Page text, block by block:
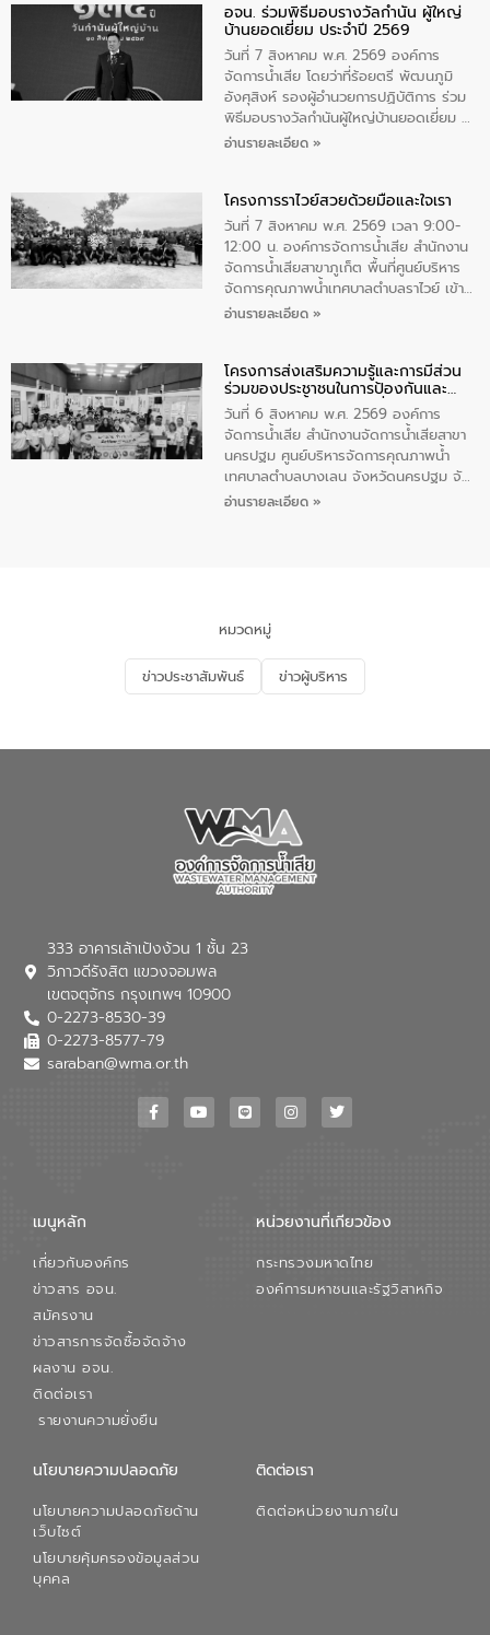
ทิพย์คำ รองผู้ว่าราชการจังหวัดมุกดาหาร
เป็นประธานในพิธี ณ เรือนจําชั่วคราวนาโสก
ตําบลนาโสก อําเภอเมืองมุกดาหาร จังหวัด
มุกดาหาร โดยในกิจกรรมได้ร่วมปลูกป่า และ
ทําความสะอาดภายในบริเวณ จัดกิจกรรม
เพื่อถวายเป็นพระราชกุศล สมเด็จพระนาง
เจ้าสิริกิติ์พระบรมราชินีนาถ พระบรมราช
อจน. ร่วมพิธีมอบรางวัลกำนัน ผู้ใหญ่
บ้านยอดเยี่ยม ประจำปี 2569
วันที่ 7 สิงหาคม พ.ศ. 2569 องค์การ
จัดการน้ำเสีย โดยว่าที่ร้อยตรี พัฒนภูมิ
อังศุสิงห์ รองผู้อำนวยการปฏิบัติการ ร่วม
พิธีมอบรางวัลกำนันผู้ใหญ่บ้านยอดเยี่ยม ณ
ทำเนียบรัฐบาล โดยมีนายอนุทิน ชาญวีรกูล
ทองคำและประกาศเกียรติคุณให้แก่ กำนัน
ผู้ใหญ่บ้านยอดเยี่ยม พร้อมกล่าวชื่นชม ให้
โอวาท และมอบนโยบาย
อ่านรายละเอียด »
โครงการราไวย์สวยด้วยมือและใจเรา
วันที่ 7 สิงหาคม พ.ศ. 2569 เวลา 9:00-
12:00 น. องค์การจัดการน้ำเสีย สำนักงาน
จัดการน้ำเสียสาขาภูเก็ต พื้นที่ศูนย์บริหาร
จัดการคุณภาพน้ำเทศบาลตำบลราไวย์ เข้า
ร่วมโครงการราไวย์สวยด้วยมือและใจเรา
ประชาชน ตัวแทนจากโรงแรมต่างๆ ในเขต
เทศบาลตำบลราไวย์ ศูนย์บริหารจัดการ
คุณภาพน้ำเทศบาลตำบลราไวย์ นำโดยนาย
น้อย แก้วเศษ ผู้จัดการสำนักงานจัดการน้ำ
เสียสาขาภูเก็ต พร้อมด้วยเจ้าหน้าที่ จำนวน
5 คน ร่วมทำกิจกรรม ทำความสะอาด
ชายหาดและแหล่งท่องเที่ยว ณ บริเวณ
อ่านรายละเอียด »
โครงการส่งเสริมความรู้และการมีส่วน
ร่วมของประชาชนในการป้องกันและ
แก้ไขปัญหาน้ำเสียอย่างยั่งยืน
วันที่ 6 สิงหาคม พ.ศ. 2569 องค์การ
จัดการน้ำเสีย สำนักงานจัดการน้ำเสียสาขา
นครปฐม ศูนย์บริหารจัดการคุณภาพน้ำ
เทศบาลตำบลบางเลน จังหวัดนครปฐม จัด
กิจกรรมภายใต้โครงการส่งเสริมความรู้และ
จัดการน้ำเสียและสร้างจิตสำนึกในการ
อนุรักษ์สิ่งแวดล้อม ในหัวข้อ “น้ำเสียชุมชน
และการบำบัดน้ำเสียเบื้องต้น” โดยให้ความรู้
เกี่ยวกับสาเหตุและผลกระทบของน้ำเสีย
ณ เทศบาลตำบลบางเลน จังหวัดนครปฐม
อ่านรายละเอียด »
หมวดหมู่
ข่าวประชาสัมพันธ์ ข่าวผู้บริหาร
333 อาคารเล้าเป้งง้วน 1 ชั้น 23
วิภาวดีรังสิต แขวงจอมพล
เขตจตุจักร กรุงเทพฯ 10900
0-2273-8530-39
0-2273-8577-79
saraban@wma.or.th
เมนูหลัก
เกี่ยวกับองค์กร
ข่าวสาร อจน.
สมัครงาน
ข่าวสารการจัดซื้อจัดจ้าง
ผลงาน อจน.
ติดต่อเรา
รายงานความยั่งยืน
หน่วยงานที่เกียวข้อง
กระทรวงมหาดไทย
องค์การมหาชนและรัฐวิสาหกิจ
นโยบายความปลอดภัย
นโยบายความปลอดภัยด้าน
เว็บไซต์
นโยบายคุ้มครองข้อมูลส่วน
บุคคล
ติดต่อเรา
ติดต่อหน่วยงานภายใน